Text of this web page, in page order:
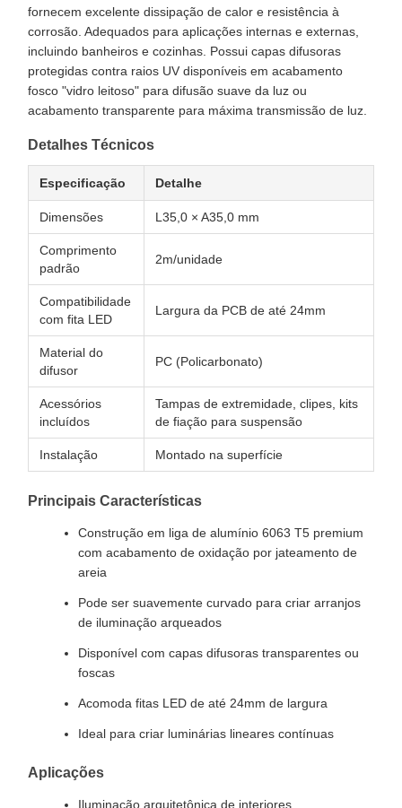
fornecem excelente dissipação de calor e resistência à
corrosão. Adequados para aplicações internas e externas,
incluindo banheiros e cozinhas. Possui capas difusoras
protegidas contra raios UV disponíveis em acabamento
fosco "vidro leitoso" para difusão suave da luz ou
acabamento transparente para máxima transmissão de luz.
Detalhes Técnicos
Especificação Detalhe
Dimensões L35,0 × A35,0 mm
Comprimento
padrão
2m/unidade
Compatibilidade
com fita LED
Largura da PCB de até 24mm
Material do
difusor
PC (Policarbonato)
Acessórios
incluídos
Tampas de extremidade, clipes, kits
de fiação para suspensão
Instalação Montado na superfície
Principais Características
Construção em liga de alumínio 6063 T5 premium
com acabamento de oxidação por jateamento de
areia
Pode ser suavemente curvado para criar arranjos
de iluminação arqueados
Disponível com capas difusoras transparentes ou
foscas
Acomoda fitas LED de até 24mm de largura
Ideal para criar luminárias lineares contínuas
Aplicações
Iluminação arquitetônica de interiores